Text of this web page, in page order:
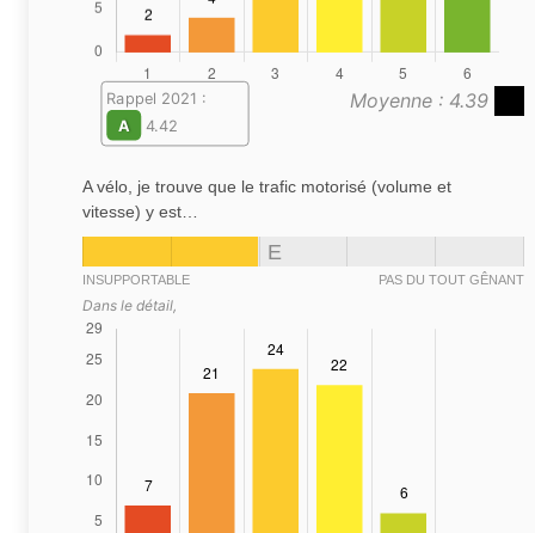
Moyenne : 4.39
Rappel 2021 :
A
4.42
A vélo, je trouve que le trafic motorisé (volume et
vitesse) y est…
E
INSUPPORTABLE PAS DU TOUT GÊNANT
Dans le détail,